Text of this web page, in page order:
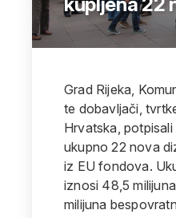
Grad Rijeka,
te dobavljači,
Hrvatska,
ukupno 22 nova
iz EU fondova.
iznosi 48,5
milijuna